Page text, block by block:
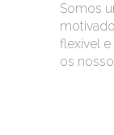
Somos
flexível
os